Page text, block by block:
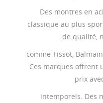
Des montres en
classique au plus
de qualité,
comme Tissot,
Ces marques offrent
prix
intemporels. Des